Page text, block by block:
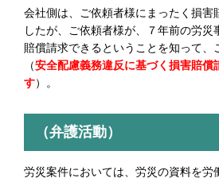
会社側は、ご依頼者様にまったく損害
したが、ご依頼者様が、７年前の労災
賠償請求できるということを知って、
（安全配慮義務違反に基づく損害賠償
す）。
（弁護活動）
労災案件においては、労災の資料を労